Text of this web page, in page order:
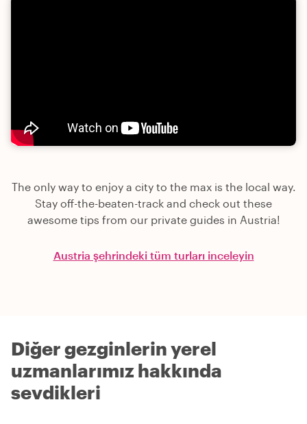
The only way to enjoy a city to the max is the local way.
Stay off-the-beaten-track and check out these
awesome tips from our private guides in Austria!
Austria şehrindeki tüm turları inceleyin
Diğer gezginlerin yerel
uzmanlarımız hakkında
sevdikleri